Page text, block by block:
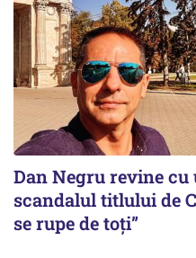
Dan Negru revine
scandalul titlului de
se rupe de toți”